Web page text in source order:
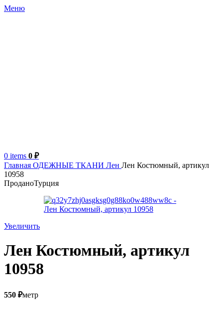
Меню
0 items 0 ₽
Главная ОДЕЖНЫЕ ТКАНИ Лен Лен Костюмный, артикул
10958
ПроданоТурция
Увеличить
Лен Костюмный, артикул
10958
550 ₽метр